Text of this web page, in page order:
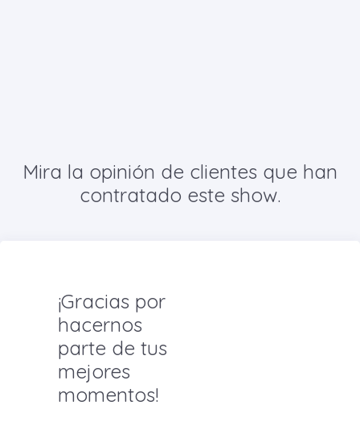
Mira la opinión de clientes que han
contratado este show.
¡Gracias por
hacernos
parte de tus
mejores
momentos!